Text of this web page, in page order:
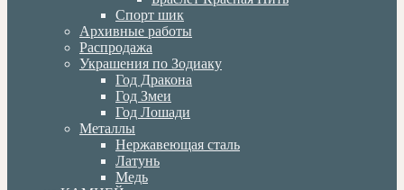
Спорт шик
Архивные работы
Распродажа
Украшения по Зодиаку
Год Дракона
Год Змеи
Год Лошади
Металлы
Нержавеющая сталь
Латунь
Медь